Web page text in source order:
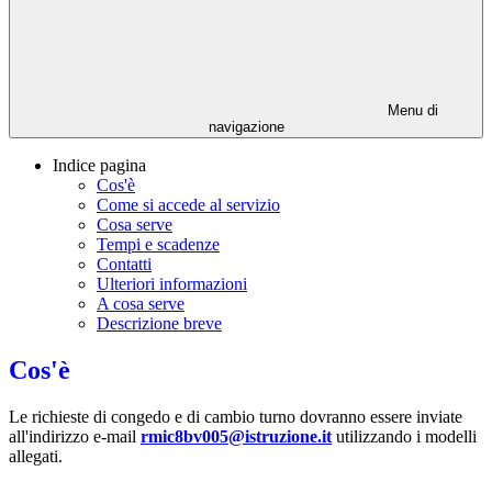
Menu di
navigazione
Indice pagina
Cos'è
Come si accede al servizio
Cosa serve
Tempi e scadenze
Contatti
Ulteriori informazioni
A cosa serve
Descrizione breve
Cos'è
Le richieste di congedo e di cambio turno dovranno essere inviate
all'indirizzo e-mail rmic8bv005@istruzione.it utilizzando i modelli
allegati.